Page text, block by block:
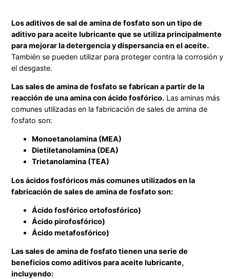
Los aditivos de sal de amina de fosfato son un tipo de
aditivo para aceite lubricante que se utiliza principalmente
para mejorar la detergencia y dispersancia en el aceite.
También se pueden utilizar para proteger contra la corrosión y
el desgaste.
Las sales de amina de fosfato se fabrican a partir de la
reacción de una amina con ácido fosfórico. Las aminas más
comunes utilizadas en la fabricación de sales de amina de
fosfato son:
Monoetanolamina (MEA)
Dietiletanolamina (DEA)
Trietanolamina (TEA)
Los ácidos fosfóricos más comunes utilizados en la
fabricación de sales de amina de fosfato son:
Ácido fosfórico ortofosfórico)
Ácido pirofosfórico)
Ácido metafosfórico)
Las sales de amina de fosfato tienen una serie de
beneficios como aditivos para aceite lubricante,
incluyendo: